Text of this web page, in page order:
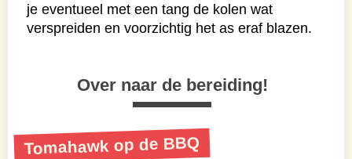
je eventueel met een tang de kolen wat
verspreiden en voorzichtig het as eraf blazen.
Over naar de bereiding!
Tomahawk op de BBQ